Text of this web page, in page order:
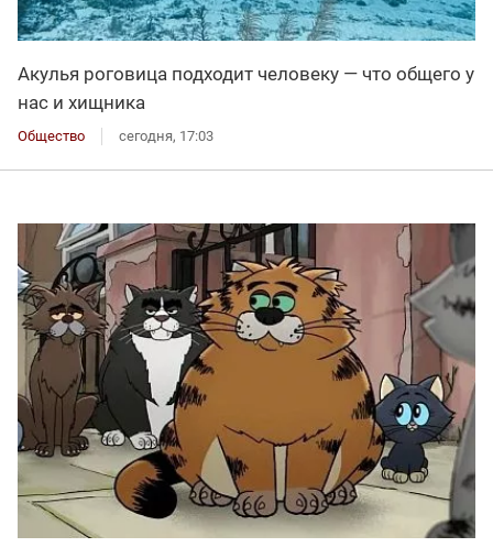
Акулья роговица подходит человеку — что общего у
нас и хищника
Общество сегодня, 17:03